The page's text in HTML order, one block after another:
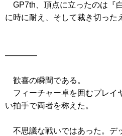
GP7th、頂点に立ったのは『
に時に耐え、そして裁き切った
――――
歓喜の瞬間である。
フィーチャー卓を囲むプレイ
い拍手で両者を称えた。
不思議な戦いではあった。デ